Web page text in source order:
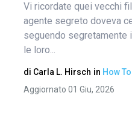
Vi ricordate quei vecchi
agente segreto doveva
seguendo segretamente
le loro...
di Carla L. Hirsch in How To
Aggiornato 01 Giu, 2026